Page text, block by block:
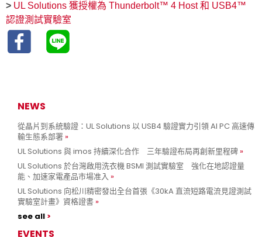
> UL Solutions 獲授權為 Thunderbolt™ 4 Host 和 USB4™
認證測試實驗室
NEWS
從晶片到系統驗證：UL Solutions 以 USB4 驗證實力引領 AI PC 高速傳
輸生態系部署
UL Solutions 與 imos 持續深化合作 三年驗證布局再創新里程碑
UL Solutions 於台灣啟用洗衣機 BSMI 測試實驗室 強化在地認證量
能、加速家電產品市場准入
UL Solutions 向松川精密發出全台首張《30kA 直流短路電流見證測試
實驗室計畫》資格證書
see all
EVENTS